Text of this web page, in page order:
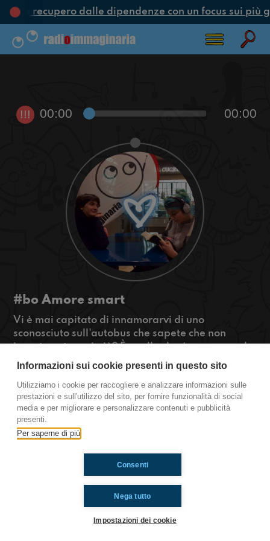
e recupero dalle dipendenze con un focus sui più
!!! 00:00 00:00
#bo Amore smart
Vi è mai capitato di innamorarvi di uno
sconosciuto sull'autobus che sapete che non
incontrerete mai più? È quello che é successo ad
una ragazza e sentite cosa ha fatto per
#OkkinSu
Bologna
Ti è piaciuto? Condividilo!
Informazioni sui cookie presenti in questo sito
Utilizziamo i cookie per raccogliere e analizzare informazioni sulle
prestazioni e sull'utilizzo del sito, per fornire funzionalità di social
media e per migliorare e personalizzare contenuti e pubblicità
presenti.
Per saperne di più
Nega tutto
Consenti
Impostazioni dei cookie